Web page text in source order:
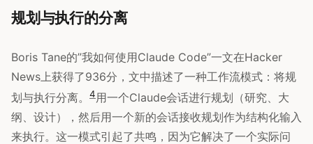
规划与执行的分离
Boris Tane的”我如何使用Claude Code”一文在Hacker
News上获得了936分，文中描述了一种工作流模式：将规
划与执行分离。
4用一个Claude会话进行规划（研究、大
纲、设计），然后用一个新的会话接收规划作为结构化输入
来执行。这一模式引起了共鸣，因为它解决了一个实际问